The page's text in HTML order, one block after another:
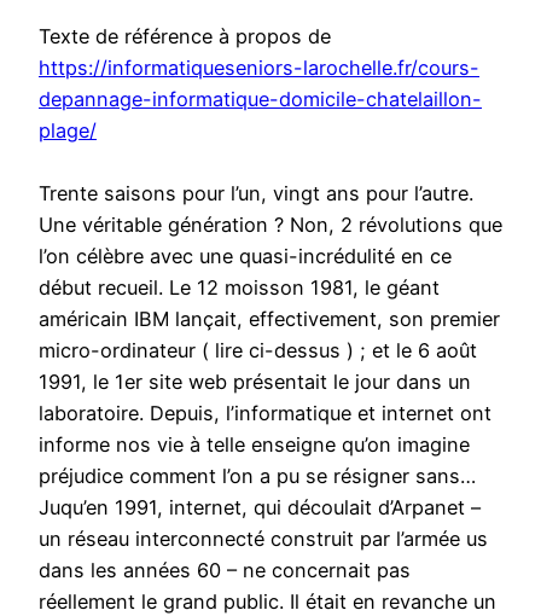
Texte de référence à propos de
https://informatiqueseniors-larochelle.fr/cours-
depannage-informatique-domicile-chatelaillon-
plage/
Trente saisons pour l’un, vingt ans pour l’autre.
Une véritable génération ? Non, 2 révolutions que
l’on célèbre avec une quasi-incrédulité en ce
début recueil. Le 12 moisson 1981, le géant
américain IBM lançait, effectivement, son premier
micro-ordinateur ( lire ci-dessus ) ; et le 6 août
1991, le 1er site web présentait le jour dans un
laboratoire. Depuis, l’informatique et internet ont
informe nos vie à telle enseigne qu’on imagine
préjudice comment l’on a pu se résigner sans…
Juqu’en 1991, internet, qui découlait d’Arpanet –
un réseau interconnecté construit par l’armée us
dans les années 60 – ne concernait pas
réellement le grand public. Il était en revanche un